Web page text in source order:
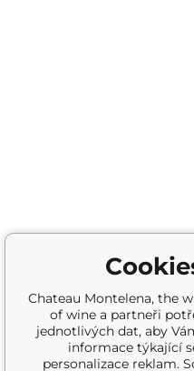
Chateau Montelena, the
of wine a partneři
jednotlivých dat, aby
informace týkající
personalizace reklam.